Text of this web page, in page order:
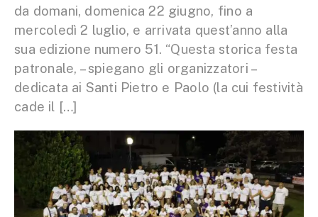
da domani, domenica 22 giugno, fino a
mercoledì 2 luglio, e arrivata quest’anno alla
sua edizione numero 51. “Questa storica festa
patronale, – spiegano gli organizzatori –
dedicata ai Santi Pietro e Paolo (la cui festività
cade il […]